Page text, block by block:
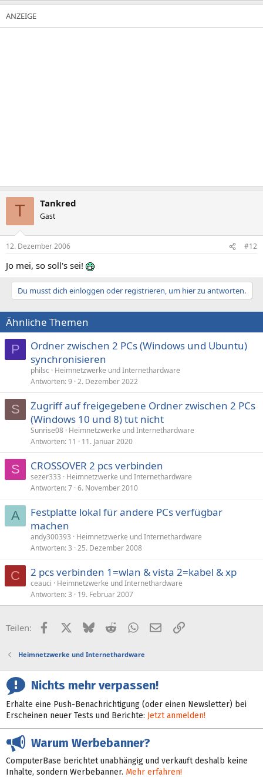
T Tankred
Gast
12. Dezember 2006 #12
Jo mei, so soll's sei!
Du musst dich einloggen oder registrieren, um hier zu antworten.
Ähnliche Themen
P
Ordner zwischen 2 PCs (Windows und Ubuntu)
synchronisieren
philsc
Heimnetzwerke und Internethardware
Antworten 9 2. Dezember 2022
S
Zugriff auf freigegebene Ordner zwischen 2 PCs
(Windows 10 und 8) tut nicht
Sunrise08 Heimnetzwerke und Internethardware
Antworten 11 11. Januar 2020
S CROSSOVER 2 pcs verbinden
sezer333
Heimnetzwerke und Internethardware
Antworten 7 6. November 2010
A
Festplatte lokal für andere PCs verfügbar
machen
andy300393
Heimnetzwerke und Internethardware
Antworten 3 25. Dezember 2008
C 2 pcs verbinden 1=wlan & vista 2=kabel & xp
ceauci
Heimnetzwerke und Internethardware
Antworten 3 19. Februar 2007
Teilen: FacebookX (Twitter)
BlueskyRedditWhatsApp
E-MailLink
Heimnetzwerke und Internethardware
Nichts mehr verpassen!
Erhalte eine Push-Benachrichtigung (oder einen Newsletter) bei
Erscheinen neuer Tests und Berichte: Jetzt anmelden!
Warum Werbebanner?
ComputerBase berichtet unabhängig und verkauft deshalb keine
Inhalte, sondern Werbebanner. Mehr erfahren!